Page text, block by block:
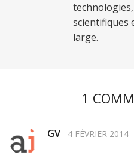
scientifiques
large.
1
GV 4 FÉVRIER 2014